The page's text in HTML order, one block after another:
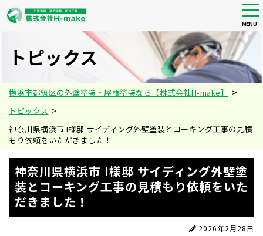
main
MENU
トピックス
横浜市都筑区の外壁塗装・屋根塗装なら【株式会社H-make】 >
トピックス >
神奈川県横浜市 I様邸 サイディング外壁塗装とコーキング工事の見積
もり依頼をいただきました！
神奈川県横浜市 I様邸 サイディング外壁塗
装とコーキング工事の見積もり依頼をいた
だきました！
2026年2月28日